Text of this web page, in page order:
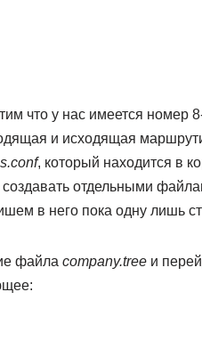
что у нас имеется номер
и исходящая
, который находится в
отдельными
в него пока одну лишь
файла company.treeи